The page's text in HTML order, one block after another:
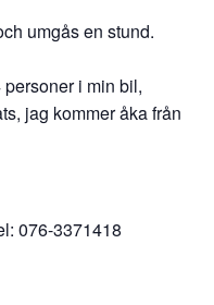
umgås en stund.
i min bil,
jag kommer åka från
076-3371418